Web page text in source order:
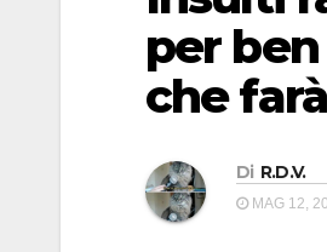
per
che
Di R.D.V.
MAG 12,